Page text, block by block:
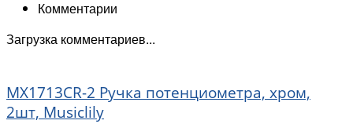
Комментарии
Загрузка комментариев...
MX1713CR-2 Ручка потенциометра, хром,
2шт, Musiclily